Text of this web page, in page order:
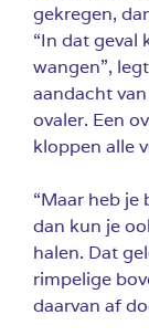
gekregen,
“In dat geval
wangen”,
aandacht
ovaler. Een
kloppen alle
“Maar heb je
dan kun je
halen. Dat
rimpelige
daarvan af